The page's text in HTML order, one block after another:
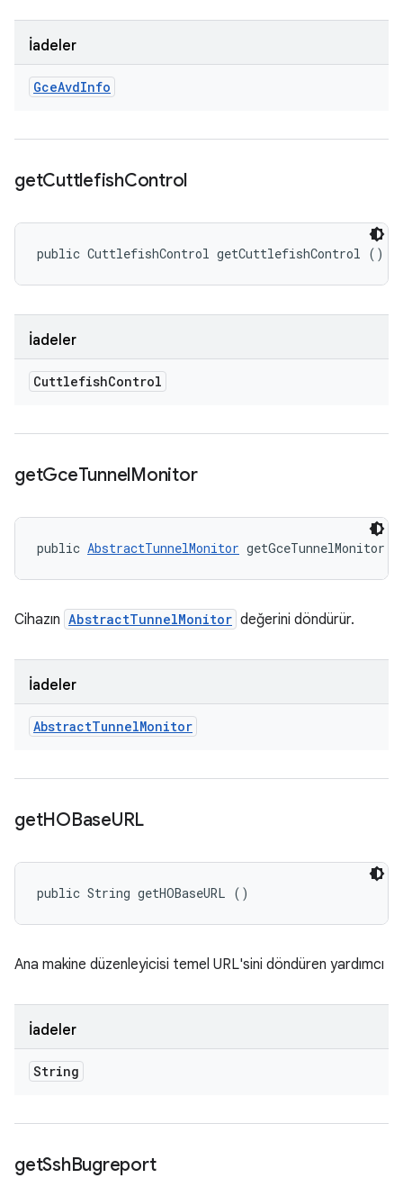
İadeler
GceAvdInfo
getCuttlefishControl
public CuttlefishControl getCuttlefishControl ()
İadeler
CuttlefishControl
getGceTunnelMonitor
public AbstractTunnelMonitor getGceTunnelMonitor
Cihazın AbstractTunnelMonitor değerini döndürür.
İadeler
AbstractTunnelMonitor
getHOBaseURL
public String getHOBaseURL ()
Ana makine düzenleyicisi temel URL'sini döndüren yardımcı
İadeler
String
getSshBugreport